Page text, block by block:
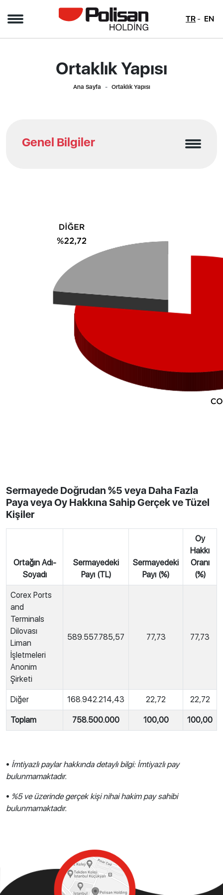
TR EN
Ortaklık Yapısı
Ana Sayfa Ortaklık Yapısı
Sermayede Doğrudan %5 veya Daha Fazla
Paya veya Oy Hakkına Sahip Gerçek ve Tüzel
Kişiler
Ortağın Adı-
Soyadı
Sermayedeki
Payı (TL)
Sermayedeki
Payı (%)
Oy
Hakkı
Oranı
(%)
Corex Ports
and
Terminals
Dilovası
Liman
İşletmeleri
Anonim
Şirketi
589.557.785,57 77,73 77,73
Diğer 168.942.214,43 22,72 22,72
Toplam 758.500.000 100,00 100,00
• İmtiyazlı paylar hakkında detaylı bilgi: İmtiyazlı pay
bulunmamaktadır.
• %5 ve üzerinde gerçek kişi nihai hakim pay sahibi
bulunmamaktadır.
Genel Bilgiler